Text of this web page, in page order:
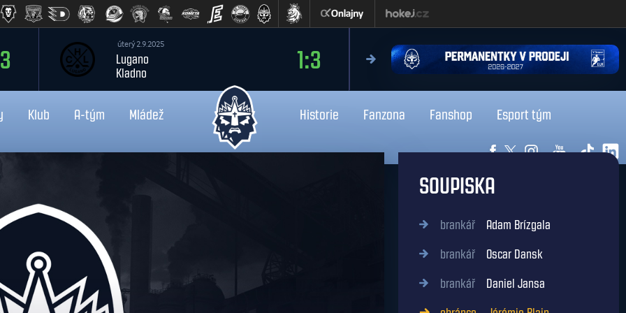
úterý 2.9.2025
Lugano
Kladno
1:3
čtvrtek 13.8.2026
Liberec
Kladno
Klub A-tým Mládež Historie Fanzona Fanshop Esport tým
SOUPISKA
brankář Adam Brízgala
brankář Oscar Dansk
brankář Daniel Jansa